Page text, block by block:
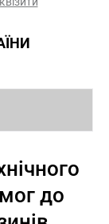
до